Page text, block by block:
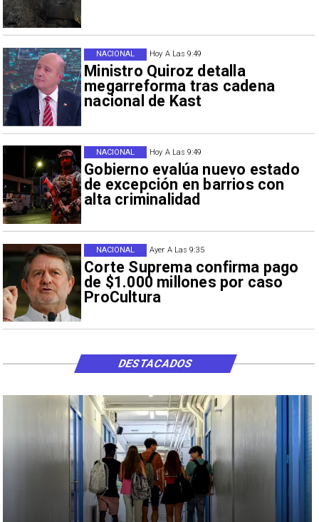
Hoy A Las 9:49
Ministro Quiroz detalla
megarreforma tras cadena
nacional de Kast
NACIONAL
Hoy A Las 9:49
Gobierno evalúa nuevo estado
de excepción en barrios con
alta criminalidad
NACIONAL
Ayer A Las 9:35
Corte Suprema confirma pago
de $1.000 millones por caso
ProCultura
NACIONAL
DESTACADOS